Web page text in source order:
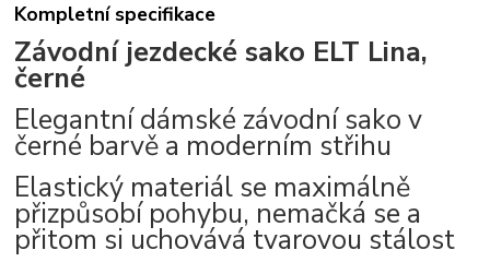
Kompletní specifikace
Závodní jezdecké sako ELT Lina,
černé
Elegantní dámské závodní sako v
černé barvě a moderním střihu
Elastický materiál se maximálně
přizpůsobí pohybu, nemačká se a
přitom si uchovává tvarovou stálost